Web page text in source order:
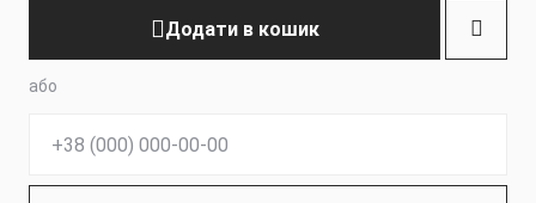
Додати в кошик
або